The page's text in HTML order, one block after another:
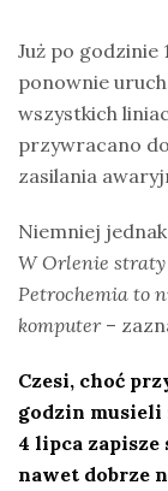
Już po godzinie
ponownie
wszystkich
przywracano
zasilania
Niemniej
W Orlenie straty
Petrochemia to
komputer–
Czesi, choć
godzin musieli
4 lipca
nawet dobrze